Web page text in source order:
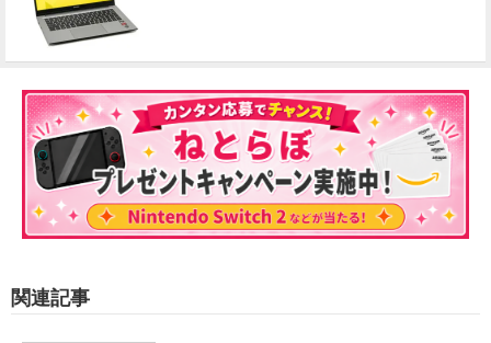
関連記事